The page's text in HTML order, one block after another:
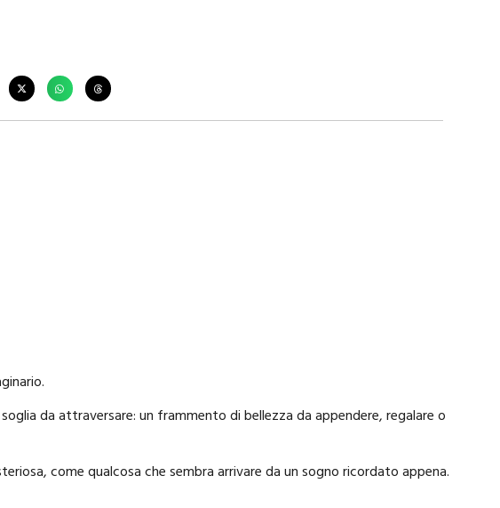
da attraversare: un frammento di bellezza da appendere, regalare o
come qualcosa che sembra arrivare da un sogno ricordato appena.